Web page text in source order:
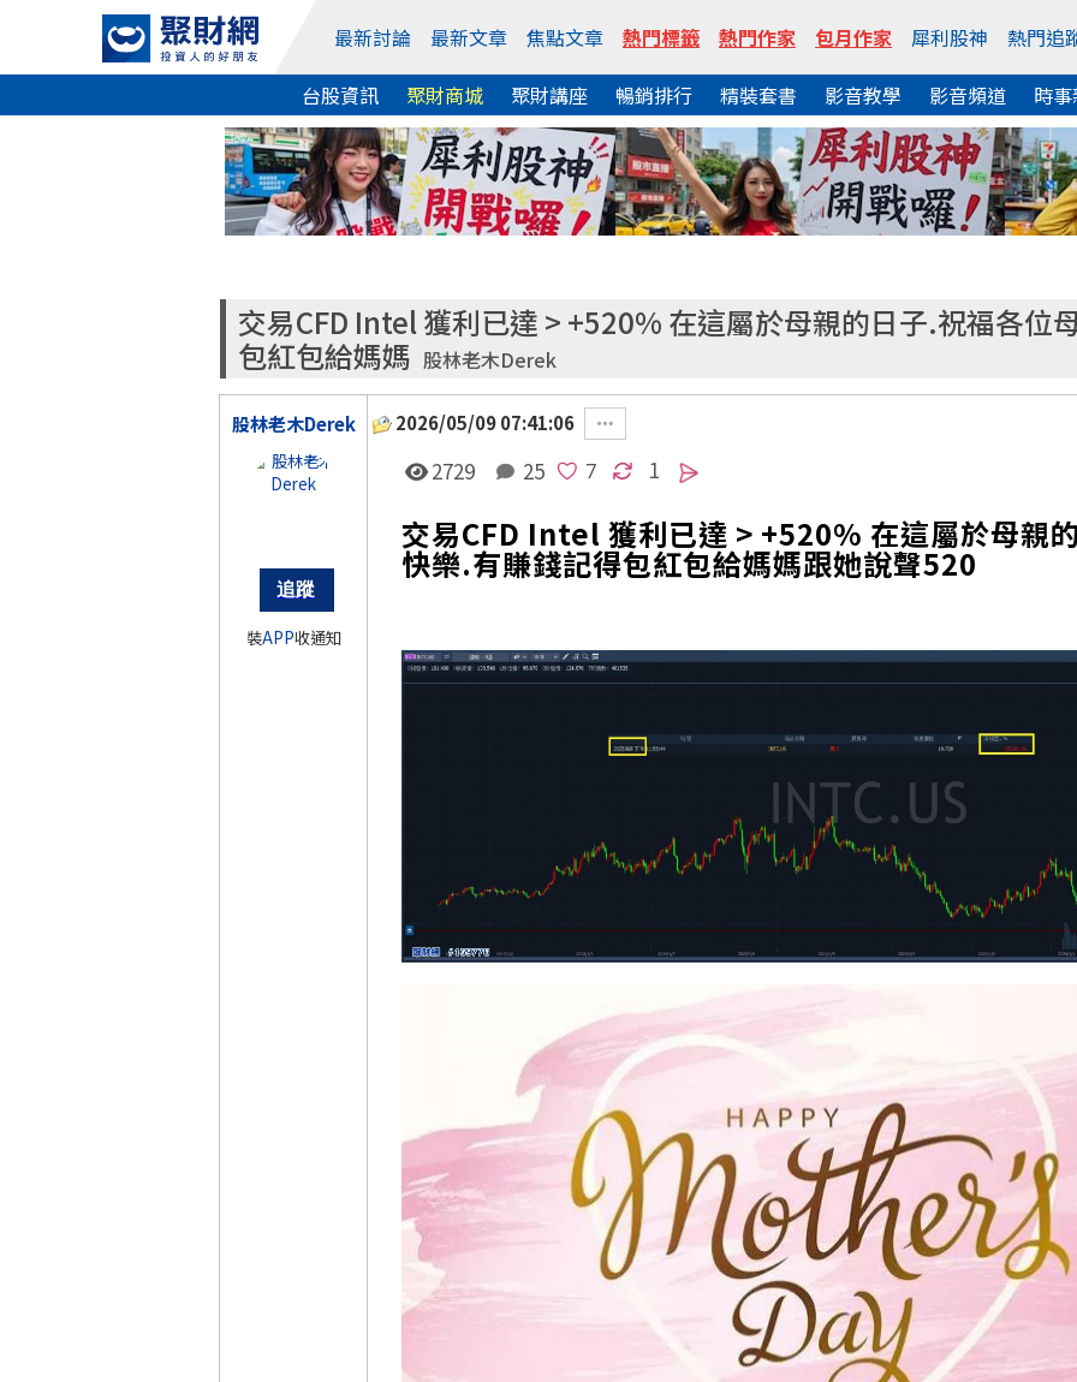
最新討論 最新文章 焦點文章 熱門標籤 熱門作家 包月作家 犀利股神
熱門追
台股資訊
聚財商城 聚財講座 暢銷排行 精裝套書 影音教學 影音頻道 時
交易CFD Intel 獲利已達 > +520% 在這屬於母親的日子.祝福各位
包紅包給媽媽 股林老木Derek
股林老木Derek
裝APP收通知
2026/05/09 07:41:06
2729 25 1
交易CFD Intel 獲利已達 > +520% 在這屬於母親
快樂.有賺錢記得包紅包給媽媽跟她說聲520